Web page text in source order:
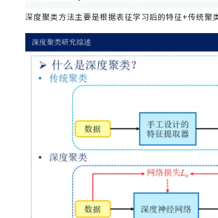
深度聚类方法主要是根据表征学习后的特征+传统聚